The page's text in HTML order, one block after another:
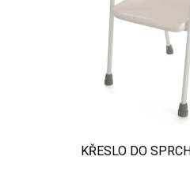
KŘESLO DO